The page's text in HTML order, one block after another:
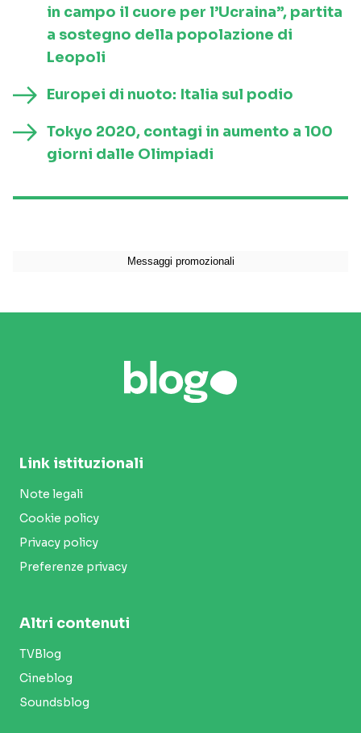
in campo il cuore per l’Ucraina”, partita
a sostegno della popolazione di
Leopoli
Europei di nuoto: Italia sul podio
Tokyo 2020, contagi in aumento a 100
giorni dalle Olimpiadi
Link istituzionali
Note legali
Cookie policy
Privacy policy
Preferenze privacy
Altri contenuti
TVBlog
Cineblog
Soundsblog